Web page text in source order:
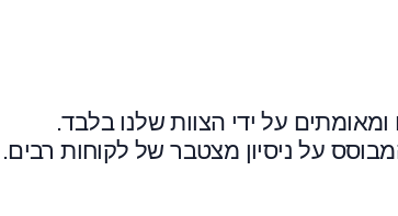
על ידי הצוות שלנו בלבד.
על ניסיון מצטבר של לקוחות רבים.